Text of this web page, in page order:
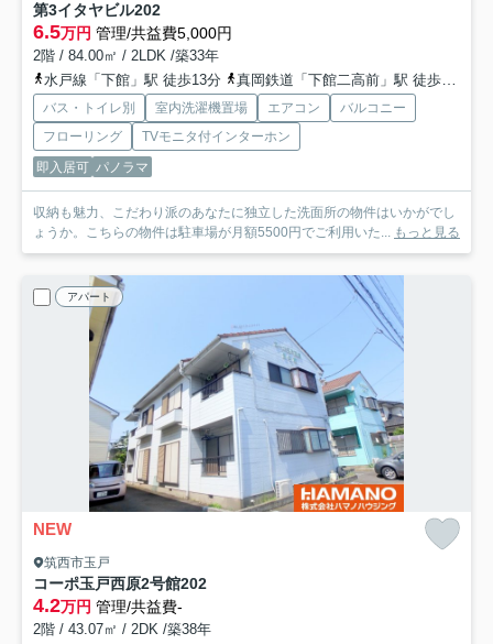
第3イタヤビル202
6.5万円 管理/共益費5,000円
2階 / 84.00㎡ / 2LDK /築33年
水戸線「下館」駅 徒歩13分
真岡鉄道「下館二高前」駅 徒歩20分
バス・トイレ別 室内洗濯機置場 エアコン
バルコニー
フローリング
TVモニタ付インターホン
即入居可 パノラマ
収納も魅力、こだわり派のあなたに独立した洗面所の物件はいかがでし
ょうか。こちらの物件は駐車場が月額5500円でご利用いた... もっと見る
アパート
NEW
筑西市玉戸
コーポ玉戸西原2号館202
4.2万円 管理/共益費-
2階 / 43.07㎡ / 2DK /築38年